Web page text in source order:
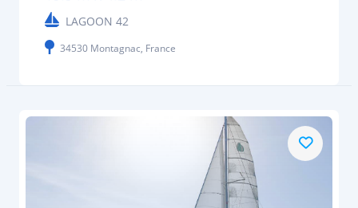
LAGOON 42
34530 Montagnac, France